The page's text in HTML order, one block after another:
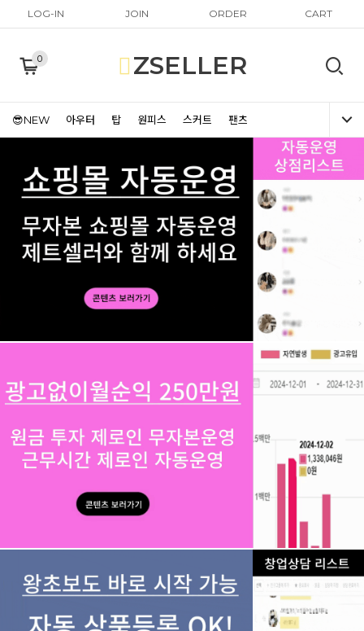
LOG-IN JOIN ORDER CART
0 ZSELLER
😎NEW 아우터 탑 원피스 스커트 팬츠